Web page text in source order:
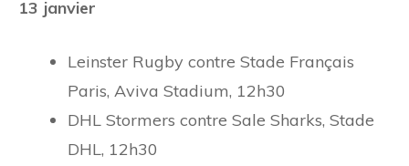
13 janvier
Leinster Rugby contre Stade Français
Paris, Aviva Stadium, 12h30
DHL Stormers contre Sale Sharks, Stade
DHL, 12h30